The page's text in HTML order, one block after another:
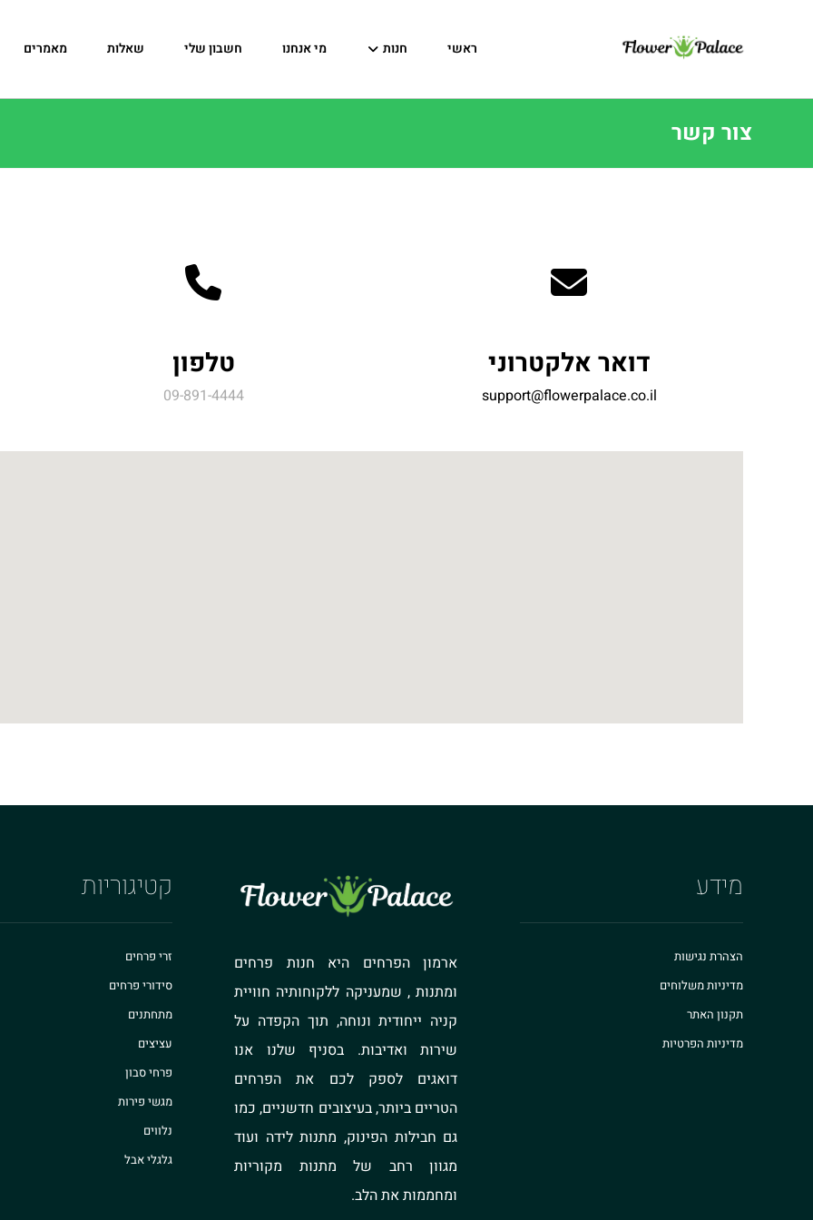
ראשי חנות מי אנחנו חשבון שלי שאלות מאמרים
צור קשר
דואר אלקטרוני
support@flowerpalace.co.il
טלפון
09-891-4444
מידע
הצהרת נגישות
מדיניות משלוחים
תקנון האתר
מדיניות הפרטיות
ארמון הפרחים היא חנות פרחים
ומתנות , שמעניקה ללקוחותיה חוויית
קניה ייחודית ונוחה, תוך הקפדה על
שירות ואדיבות. בסניף שלנו אנו
דואגים לספק לכם את הפרחים
הטריים ביותר, בעיצובים חדשניים, כמו
גם חבילות הפינוק, מתנות לידה ועוד
מגוון רחב של מתנות מקוריות
ומחממות את הלב.
קטיגוריות
זרי פרחים
סידורי פרחים
מתחתנים
עציצים
פרחי סבון
מגשי פירות
נלווים
גלגלי אבל